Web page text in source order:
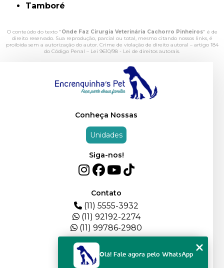
Tamboré
O conteúdo do texto "Onde Faz Cirurgia Veterinária Cachorro Pinheiros" é de
direito reservado. Sua reprodução, parcial ou total, mesmo citando nossos links, é
proibida sem a autorização do autor. Crime de violação de direito autoral – artigo 184
do Código Penal – Lei 9610/98 - Lei de direitos autorais.
Conheça Nossas
Unidades
Siga-nos!
Contato
(11) 5555-3932
(11) 92192-2274
(11) 99786-2980
Olá! Fale agora pelo WhatsApp